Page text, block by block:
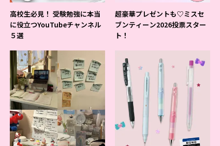
高校生必見！ 受験勉強に本当
に役立つYouTubeチャンネル
５選
超豪華プレゼントも♡ミスセ
ブンティーン2026投票スター
ト！